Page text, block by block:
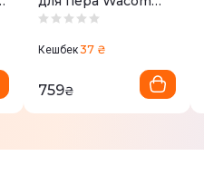
One (CP92303B2Z)
Кешбек37 ₴
759₴